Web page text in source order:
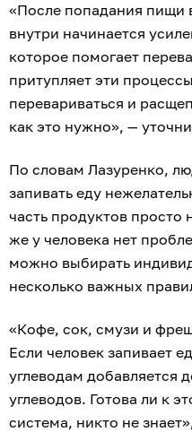
«После попадания пищи
внутри начинается
которое помогает
притупляет эти
перевариваться и
как это нужно», —
По словам Лазуренко,
запивать еду
часть продуктов просто
же у человека нет
можно выбирать
несколько важных
«Кофе, сок, смузи и
Если человек запивает
углеводам добавляется
углеводов. Готова ли к
система, никто не